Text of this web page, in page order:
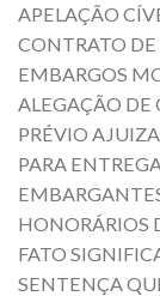
APELAÇÃO
CONTRATO DE
EMBARGOS
ALEGAÇÃO DE
PRÉVIO
PARA
HONORÁRIOS
FATO
SENTENÇA